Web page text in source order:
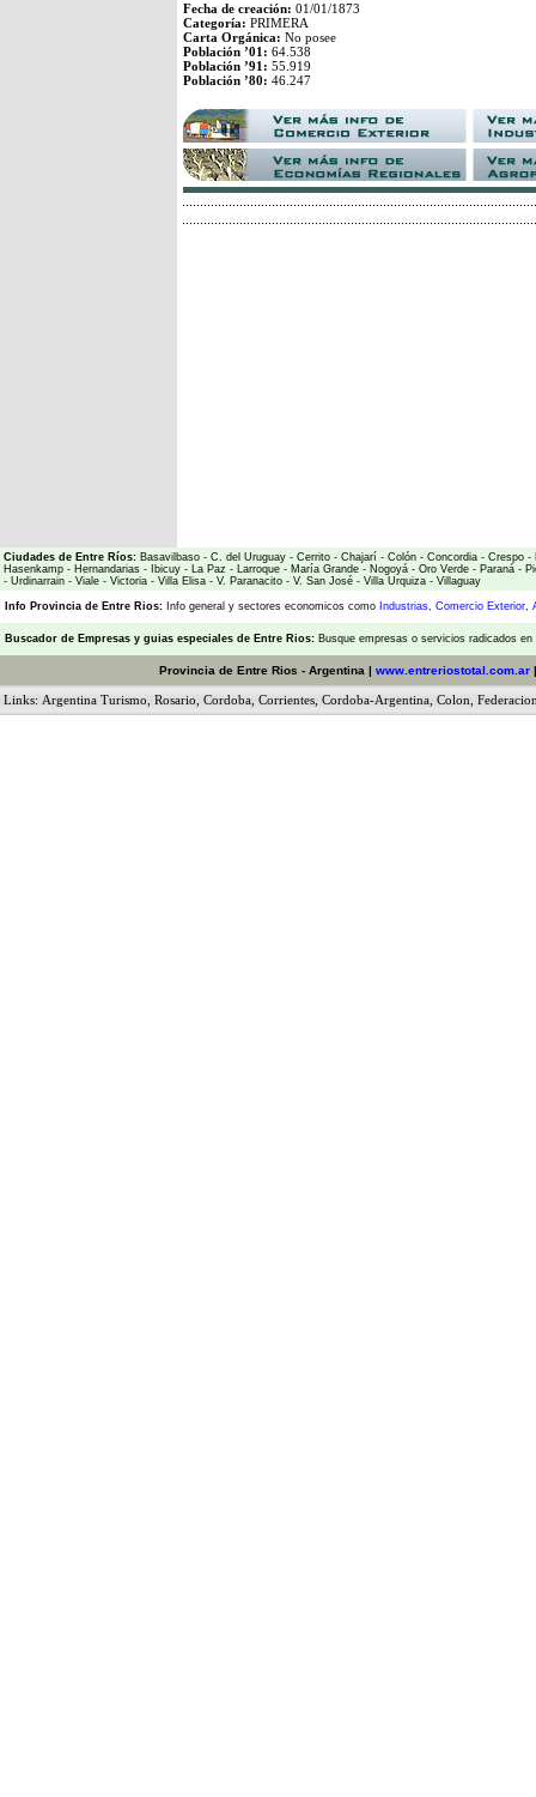
Fecha de creación: 01/01/1873
Categoría: PRIMERA
Carta Orgánica: No posee
Población ’01: 64.538
Población ’91: 55.919
Población ’80: 46.247
Ciudades de Entre Ríos: Basavilbaso - C. del Uruguay - Cerrito - Chajarí - Colón - Concordia - Crespo -
Hasenkamp - Hernandarias - Ibicuy - La Paz - Larroque - María Grande - Nogoyá - Oro Verde - Paraná -
- Urdinarrain - Viale - Victoria - Villa Elisa - V. Paranacito - V. San José - Villa Urquiza - Villaguay
Info Provincia de Entre Rios: Info general y sectores economicos como Industrias, Comercio Exterior,
Buscador de Empresas y guias especiales de Entre Rios: Busque empresas o servicios radicados
Provincia de Entre Rios - Argentina | www.entreriostotal.com.ar
Links: Argentina Turismo Rosario Cordoba Corrientes Cordoba-Argentina Colon